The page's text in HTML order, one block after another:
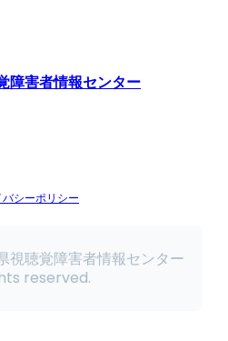
障害者情報センター
バシーポリシー
聴覚障害者情報センター
reserved.